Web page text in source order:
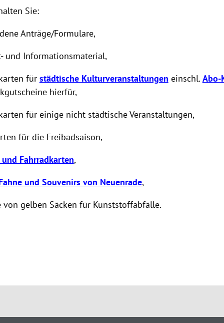
Sie:
Anträge/Formulare,
und Informationsmaterial,
für städtische Kulturveranstaltungen einschl. Abo-
hierfür,
für einige nicht städtische Veranstaltungen,
für die Freibadsaison,
und Fahrradkarten,
und Souvenirs von Neuenrade,
von gelben Säcken für Kunststoffabfälle.